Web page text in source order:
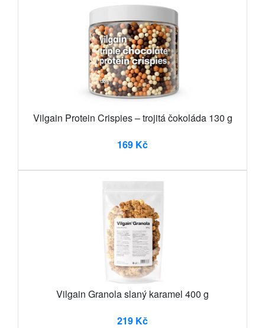
Vilgain Protein Crispies – trojitá čokoláda 130 g
169 Kč
Vilgain Granola slaný karamel 400 g
219 Kč